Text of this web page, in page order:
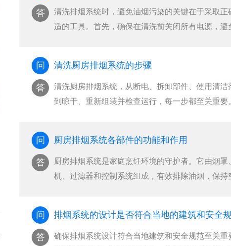
答
清洗排烟系统时，避免油烟污染的关键在于采取正
适的工具。首先，确保在清洗前关闭所有电源，避
问 清洗厨房排烟系统的步骤
答
清洗厨房排烟系统，从断电、拆卸部件、使用清洁
到晾干、重新组装并检查运行，每一步都至关重要
问 厨房排烟系统各部件的功能和作用
答
厨房排烟系统是家庭烹饪环境的守护者。它由烟罩
机、过滤器和控制系统组成，有效排除油烟，保持
问 排烟系统的设计是否符合当地的建筑和安全
答
确保排烟系统设计符合当地建筑和安全规范至关重